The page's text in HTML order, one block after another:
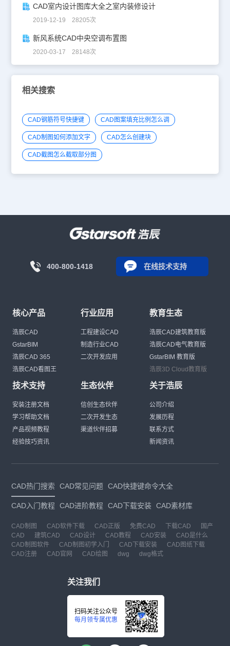
CAD室内设计图库大全之室内装修设计
2019-12-19 28205次
新风系统CAD中央空调布置图
2020-03-17 28148次
相关搜索
CAD钢筋符号快捷键 CAD图案填充比例怎么调
CAD制图如何添加文字 CAD怎么创建块
CAD截图怎么截取部分图
400-800-1418 在线技术支持
核心产品
浩辰CAD
GstarBIM
浩辰CAD 365
浩辰CAD看图王
行业应用
工程建设CAD
制造行业CAD
二次开发应用
教育生态
浩辰CAD建筑教育版
浩辰CAD电气教育版
GstarBIM 教育版
浩辰3D Cloud教育版
技术支持
安装注册文档
学习帮助文档
产品视频教程
经验技巧资讯
生态伙伴
信创生态伙伴
二次开发生态
渠道伙伴招募
关于浩辰
公司介绍
发展历程
联系方式
新闻资讯
CAD热门搜索 CAD常见问题 CAD快捷键命令大全
CAD入门教程 CAD进阶教程 CAD下载安装 CAD素材库
CAD制图 CAD软件下载 CAD正版 免费CAD 下载CAD
国产
CAD
建筑CAD CAD设计 CAD教程 CAD安装
CAD是什么
CAD制图软件
CAD制图初学入门 CAD下载安装
CAD图纸下载
CAD注册
CAD官网 CAD绘图 dwg dwg格式
关注我们
扫码关注公众号
每月领专属优惠